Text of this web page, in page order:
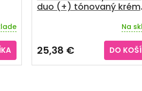
duo (+) tónovaný krém
Na
25,38 € DO